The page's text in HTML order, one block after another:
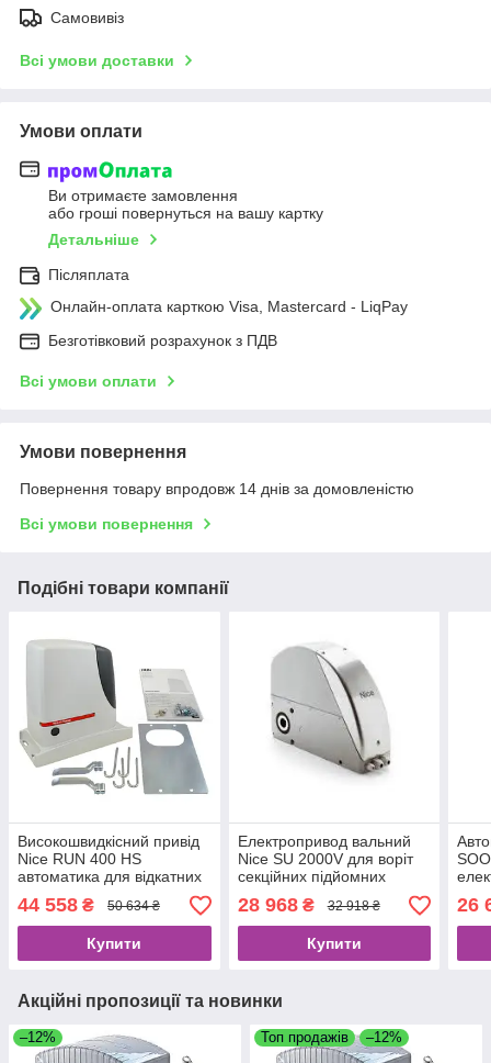
Самовивіз
Всі умови доставки
Умови оплати
Ви отримаєте замовлення
або гроші повернуться на вашу картку
Детальніше
Післяплата
Онлайн-оплата карткою Visa, Mastercard - LiqPay
Безготівковий розрахунок з ПДВ
Всі умови оплати
Умови повернення
Повернення товару впродовж 14 днів за домовленістю
Всі умови повернення
Подібні товари компанії
Високошвидкісний привід
Nice RUN 400 HS
автоматика для відкатних
44 558 ₴ 50 634 ₴
Купити
Електропривод вальний
Nice SU 2000V для воріт
секційних підйомних
28 968₴ 32 918 ₴
Купити
26
Акційні пропозиції та новинки
–12% Топ продажів –12%